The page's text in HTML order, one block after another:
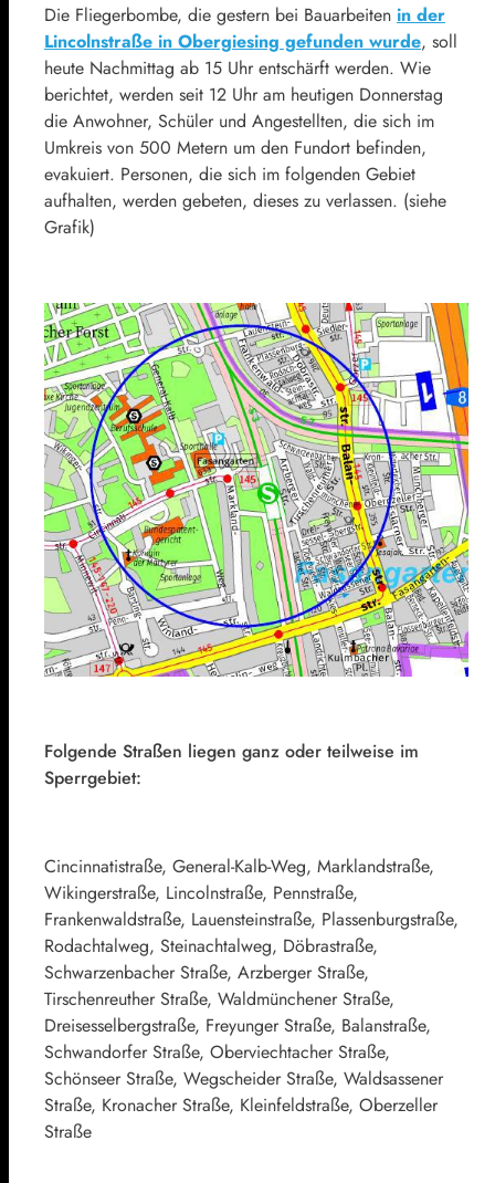
Die Fliegerbombe, die gestern bei Bauarbeiten in der
Lincolnstraße in Obergiesing gefunden wurde, soll
heute Nachmittag ab 15 Uhr entschärft werden. Wie
berichtet, werden seit 12 Uhr am heutigen Donnerstag
die Anwohner, Schüler und Angestellten, die sich im
Umkreis von 500 Metern um den Fundort befinden,
evakuiert. Personen, die sich im folgenden Gebiet
aufhalten, werden gebeten, dieses zu verlassen. (siehe
Grafik)
Folgende Straßen liegen ganz oder teilweise im
Sperrgebiet:
Cincinnatistraße, General-Kalb-Weg, Marklandstraße,
Wikingerstraße, Lincolnstraße, Pennstraße,
Frankenwaldstraße, Lauensteinstraße, Plassenburgstraße,
Rodachtalweg, Steinachtalweg, Döbrastraße,
Schwarzenbacher Straße, Arzberger Straße,
Tirschenreuther Straße, Waldmünchener Straße,
Dreisesselbergstraße, Freyunger Straße, Balanstraße,
Schwandorfer Straße, Oberviechtacher Straße,
Schönseer Straße, Wegscheider Straße, Waldsassener
Straße, Kronacher Straße, Kleinfeldstraße, Oberzeller
Straße